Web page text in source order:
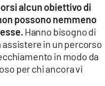
alcun obiettivo di
possono nemmeno
Hanno bisogno di
assistere in un percorso
in modo da
per chi ancora vi